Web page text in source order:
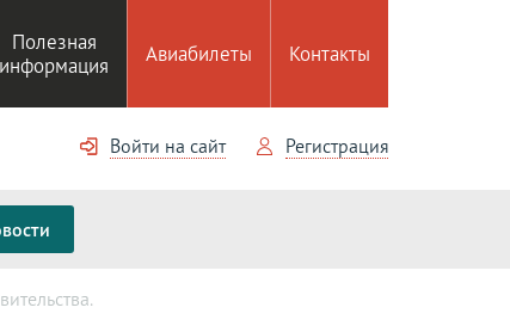
Полезная
информация
Авиабилеты Контакты
Войти на сайт Регистрация